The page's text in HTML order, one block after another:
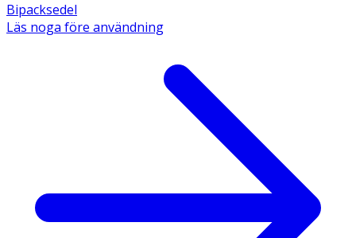
Bipacksedel
Läs noga före användning